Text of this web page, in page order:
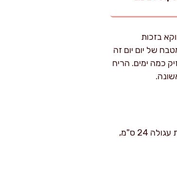
בזכות
של יום יום זה
כמה ימים. הריח
זמן הכנה: כ-15 דקות. זמן אפייה: 40–50 דקות. רמת קושי: קל. כמות: תבנית אינגליש קייק 30 ס"מ או תבנית עגולה 24 ס"מ,